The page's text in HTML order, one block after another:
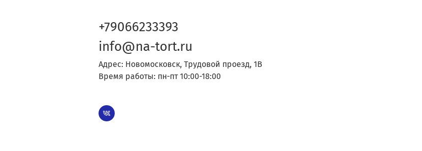
+79066233393
info@na-tort.ru
Адрес: Новомосковск, Трудовой проезд, 1В
Время работы: пн-пт 10:00-18:00